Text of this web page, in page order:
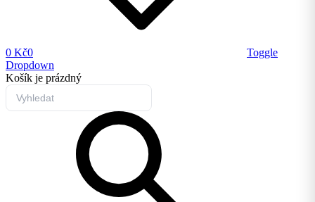
0 Kč0
Toggle
Dropdown
Košík je prázdný